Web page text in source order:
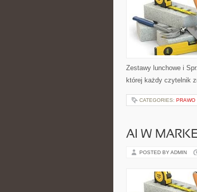
Zestawy lunchowe i
której każdy czytelnik
CATEGORIES: PRAWO
AI W
POSTED BY ADMIN